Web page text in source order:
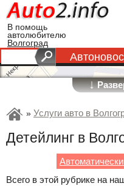
В помощь
автолюбителю
Волгоград
↓
» Услуги авто в
Детейлинг в
Всего в этой рубрике на